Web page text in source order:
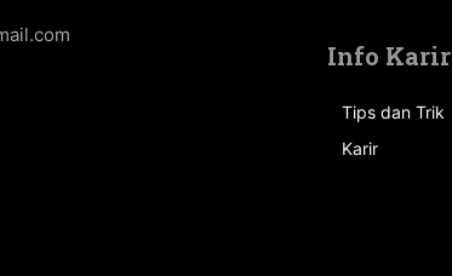
Info Karir
Tips dan Trik
Karir